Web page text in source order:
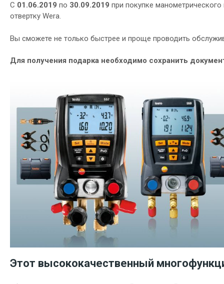
C 01.06.2019 по 30.09.2019 при покупке манометрического
отвертку Wera.
Вы сможете не только быстрее и проще проводить
Для получения подарка необходимо сохранить
Этот высококачественный